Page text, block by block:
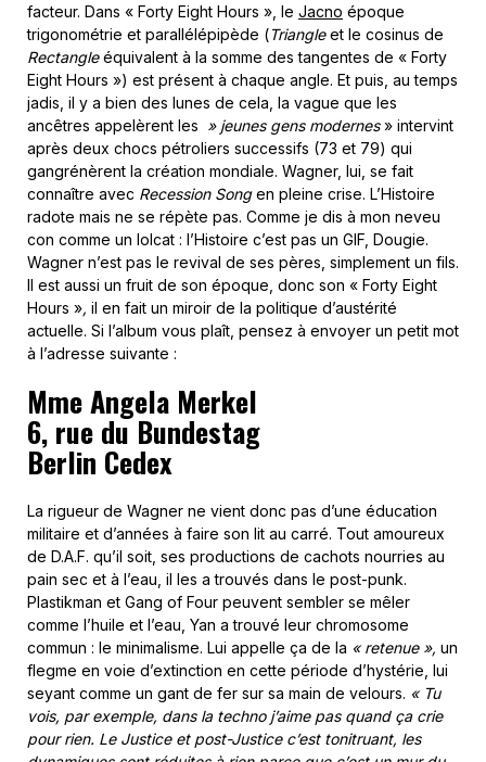
facteur. Dans « Forty Eight Hours », le Jacno époque
trigonométrie et parallélépipède (Triangleet le cosinus de
Rectangleéquivalent à la somme des tangentes de « Forty
Eight Hours ») est présent à chaque angle. Et puis, au temps
jadis, il y a bien des lunes de cela, la vague que les
ancêtres appelèrent les » jeunes gens modernes» intervint
après deux chocs pétroliers successifs (73 et 79) qui
gangrénèrent la création mondiale. Wagner, lui, se fait
connaître avec Recession Songen pleine crise. L’Histoire
radote mais ne se répète pas. Comme je dis à mon neveu
con comme un lolcat : l’Histoire c’est pas un GIF, Dougie.
Wagner n’est pas le revival de ses pères, simplement un fils.
Il est aussi un fruit de son époque, donc son « Forty Eight
Hours », il en fait un miroir de la politique d’austérité
actuelle. Si l’album vous plaît, pensez à envoyer un petit mot
à l’adresse suivante :
Mme Angela Merkel
6, rue du Bundestag
Berlin Cedex
La rigueur de Wagner ne vient donc pas d’une éducation
militaire et d’années à faire son lit au carré. Tout amoureux
de D.A.F. qu’il soit, ses productions de cachots nourries au
pain sec et à l’eau, il les a trouvés dans le post-punk.
Plastikman et Gang of Four peuvent sembler se mêler
comme l’huile et l’eau, Yan a trouvé leur chromosome
commun : le minimalisme. Lui appelle ça de la « retenue », un
flegme en voie d’extinction en cette période d’hystérie, lui
seyant comme un gant de fer sur sa main de velours. « Tu
vois, par exemple, dans la techno j’aime pas quand ça crie
pour rien. Le Justice et post-Justice c’est tonitruant, les